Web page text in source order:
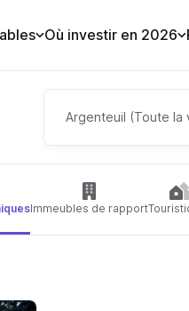
Où investir en 2026
Argenteuil (Toute la
Immeubles de rapport